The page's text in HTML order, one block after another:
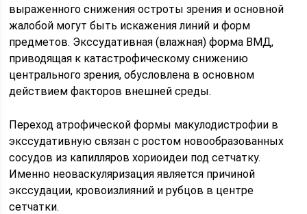
выраженного снижения остроты зрения и основной
жалобой могут быть искажения линий и форм
предметов. Экссудативная (влажная) форма ВМД,
приводящая к катастрофическому снижению
центрального зрения, обусловлена в основном
действием факторов внешней среды.
Переход атрофической формы макулодистрофии в
экссудативную связан с ростом новообразованных
сосудов из капилляров хориоидеи под сетчатку.
Именно неоваскуляризация является причиной
экссудации, кровоизлияний и рубцов в центре
сетчатки.